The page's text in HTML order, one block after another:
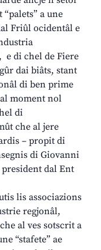
a une
Friûl ocidentâl e
e di chel de Fiere
dai biâts, stant
di ben prime
moment nol
di
che al jere
– propit di
di Giovanni
president dal Ent
lis associazions
regjonâl,
al ves sotscrit a
“stafete” ae